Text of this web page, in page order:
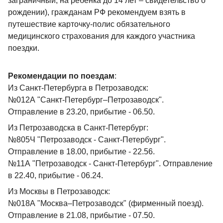
- Свободное время на острове;
14:00/15:00- Возвращение в Петрозаводск.
По возвращению — заселение в гостиницу. Приятного
отдыха!
объект.
*Обратите внимание, что в ноябре и марте время
может корректироваться, подсветка включаться
позднее, в зависимости от светового дня.
прогуляться по городу и понаблюдать за шикарными
карельскими закатами.
достопримечательностей — мы увидим с Вами Дом
смотрителя, церковь апостола Петра и павильоны над
бывшим источником лечебной воды. Храм является
единственной постройкой, сохранившейся с
и собственноручным чертежам царя Петра.
Наш путь лежит к остаткамдревнего вулкана
точнее к местечкуГирвас. Это пересохший водопад.
Таким он стал после того, как воды Суны были
отведены для нужд Пальеозерской ГЭС. Места вокруг
Гирваса очень живописны: красноватые скалы из
гранита обрамлены тихими заводями.
Обратите внимание! В зимний период древний вулкан
Гирвас заснежен, наш гид расскажет про это
уникальное место, по тропинкам можно будет
прогуляться до панорамы жерла древнего вулкана.
Кивач – удивительно красивое место. Белоснежный
рождении), гражданам РФ рекомендуем взять в
путешествие карточку-полис обязательного
медицинского страхования для каждого участника
поездки.
Рекомендации по поездам:
Из Санкт-Петербурга в Петрозаводск:
№012А "Санкт-Петербург–Петрозаводск".
Отправление в 23.20, прибытие - 06.50.
Из Петрозаводска в Санкт-Петербург:
№805Ч "Петрозаводск - Санкт-Петербург".
Отправление в 18.00, прибытие - 22.56.
№11А "Петрозаводск - Санкт-Петербург". Отправление
в 22.40, прибытие - 06.24.
Из Москвы в Петрозаводск:
№018А "Москва–Петрозаводск" (фирменный поезд).
Отправление в 21.08, прибытие - 07.50.